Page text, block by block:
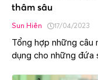
thâm sâu
Sun Hiên 17/04/2023
Tổng hợp những câu
dụng cho những đứa